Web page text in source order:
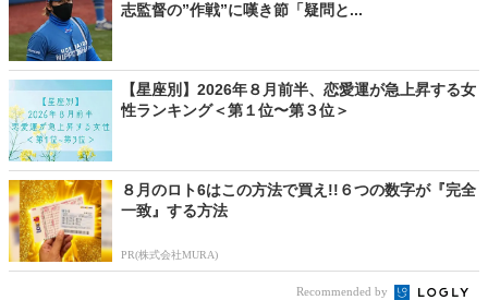
志監督の”作戦”に嘆き節「疑問と...
【星座別】2026年８月前半、恋愛運が急上昇する女
性ランキング＜第１位〜第３位＞
８月のロト6はこの方法で買え!!６つの数字が『完全
一致』する方法
PR(株式会社MURA)
Recommended by